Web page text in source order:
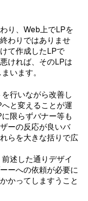
り、Web上でLPを
わりではありませ
て作成したLPで
ければ、そのLPは
います。
行いながら改善し
と変えることが運
限らずバナー等も
ーの反応が良いバ
らを大きな括りで広
述した通りデザイ
ーへの依頼が必要に
かってしますうこと